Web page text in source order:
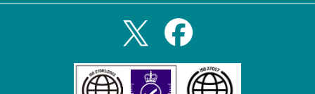
メール自動転送機能
プライバシーポリシー
Androidタブレットアプリ